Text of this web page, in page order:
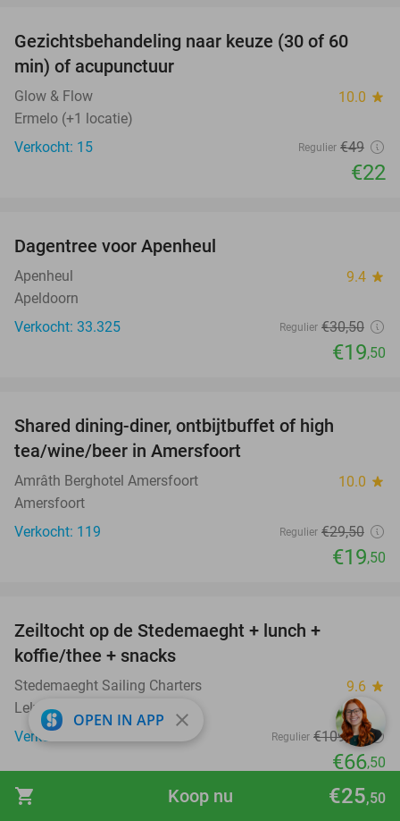
shopping_cart €25,50
Koop nu
55%
Gezichtsbehandeling naar keuze (30 of 60
min) of acupunctuur
Glow & Flow 10.0 star
Ermelo (+1 locatie)
Verkocht: 15
Regulier €49
€22
Dagentree voor Apenheul
Apenheul 9.4 star
Apeldoorn
Verkocht: 33.325
Regulier €30,50
€19,50
Shared dining-diner, ontbijtbuffet of high
tea/wine/beer in Amersfoort
Amrâth Berghotel Amersfoort 10.0 star
Amersfoort
Verkocht: 119
Regulier €29,50
€19,50
Zeiltocht op de Stedemaeght + lunch +
koffie/thee + snacks
Stedemaeght Sailing Charters 9.6 star
Lelystad
Verkocht: 371
Regulier €109,50
€66,50
favorite_border
OPEN IN APP close